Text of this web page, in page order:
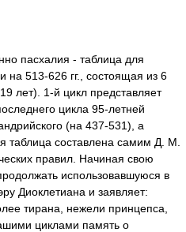
пасхалия - таблица для
на 513-626 гг., состоящая из 6
лет). 1-й цикл представляет
цикла 95-летней
(на 437-531), а
таблица составлена самим Д. М.
правил. Начиная свою
использовавшуюся в
Диоклетиана и заявляет:
тирана, нежели принцепса,
циклами память о